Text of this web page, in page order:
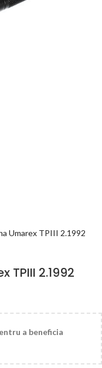
Umarex TPIII 2.1992
TPIII 2.1992
a beneficia